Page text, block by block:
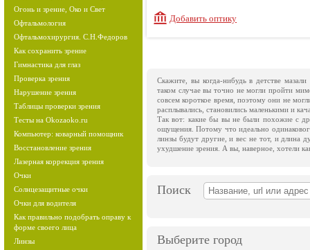
Огонь и зрение, Око и Свет
Офтальмология
Офтальмохирургия. С.Н.Федоров
Как сохранить зрение
Гимнастика для глаз
Проверка зрения
Нарушение зрения
Таблицы проверки зрения
Тесты на Okozaoko.ru
Компьютер: коварный помощник
Восстановление зрения
Лазерная коррекция зрения
Очки
Солнцезащитные очки
Очки для водителя
Как правильно подобрать оправу к
форме своего лица
Линзы
Добавить оптику
Скажите, вы когда-нибудь в детстве
таком случае вы точно не могли пройти
совсем короткое время, поэтому они не
расплывались, становились маленькими и
Так вот: какие бы вы не были похожие с
ощущения. Потому что идеально
линзы будут другие, и вес не тот, и длина
ухудшение зрения. А вы, наверное, хотели
Поиск
Выберите город